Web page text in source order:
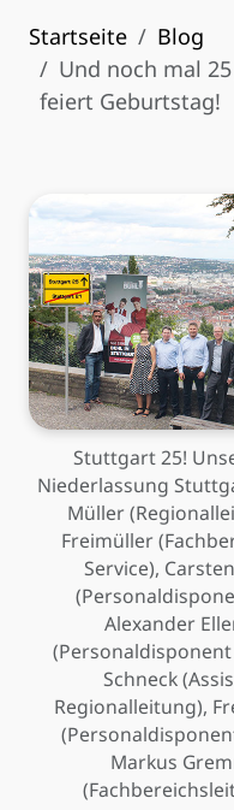
Startseite
Blog
Und noch mal
feiert Geburtstag!
Stuttgart 25!
Niederlassung
Müller
Freimüller
Service),
Alexander
Schneck
Regionalleitung),
Markus